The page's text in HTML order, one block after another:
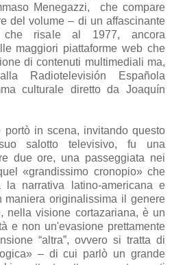
Menegazzi, che compare
del volume – di un affascinante
che risale al 1977, ancora
maggiori piattaforme web che
di contenuti multimediali ma,
Radiotelevisión Española
culturale diretto da Joaquín
in scena, invitando questo
salotto televisivo, fu una
due ore, una passeggiata nei
«grandissimo cronopio» che
la narrativa latino-americana e
originalissima il genere
nella visione cortazariana, è un
e non un'evasione prettamente
“altra”, ovvero si tratta di
– di cui parlò un grande